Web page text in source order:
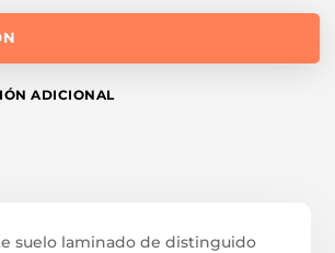
ADICIONAL
suelo laminado de distinguido